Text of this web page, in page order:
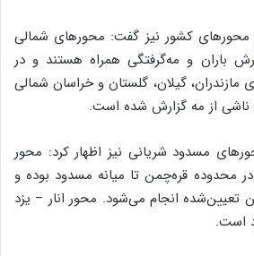
کشور نیز گفت: محورهای شمالی
باران و مه‌گرفتگی همراه هستند و در
گیلان، گلستان و خراسان شمالی
ناشی از مه گزارش شده است.
مسدود شریانی نیز اظهار کرد: محور
در محدوده قره‌چمن تا میانه مسدود بوده و
تعیین‌شده انجام می‌شود. محور انار – یزد
است.